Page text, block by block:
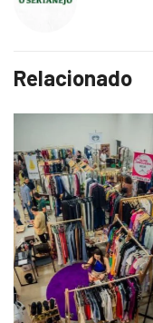
Relacionado
LAZER E CULTURA